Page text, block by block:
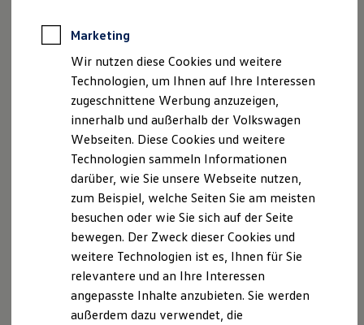
Rekuperation
Laden unterwegs
Laden Zuhause
Ladestationen finden
Ladezeitensimulator
Batterie
Sicherheit
Nachhaltigkeit
Technologie
Kosten und Kauf
Verbrauchskosten
Kaufoptionen
E-Auto-Förderung
Software und Konnektivität
Die ID. Software 6
ID. Software Versionen und Updates
Digitale Extras
Schnittstellen zu Ihrem ID.
beeindruckend viel Kopf- und Beinfreiheit für
Fahrer und Beifahrer. Aber vor allem: viel Flexibilität und
jede Menge Platz für bis zu 284 Liter Gepäck. Die
umklappbaren Rücksitze sorgen für zusätzlichen Stauraum.
Umlegen lässt sich die Rücksitzlehne übrigens per
Fernentriegelung direkt vom Kofferraum aus.
Nutzungsbedingungen
Datenschutzerklärungen
Cookie-Richtlinie
Lizenzhinweise Dritter
Angaben zum Digital Services Act (DSA)
EU Data Act
Produktsicherheitsinformationen
Vertrag Widerrufen
Marketing
Wir nutzen diese Cookies und weitere
Technologien, um Ihnen auf Ihre Interessen
zugeschnittene Werbung anzuzeigen,
innerhalb und außerhalb der Volkswagen
Webseiten. Diese Cookies und weitere
Technologien sammeln Informationen
darüber, wie Sie unsere Webseite nutzen,
zum Beispiel, welche Seiten Sie am meisten
besuchen oder wie Sie sich auf der Seite
bewegen. Der Zweck dieser Cookies und
weitere Technologien ist es, Ihnen für Sie
relevantere und an Ihre Interessen
angepasste Inhalte anzubieten. Sie werden
außerdem dazu verwendet, die